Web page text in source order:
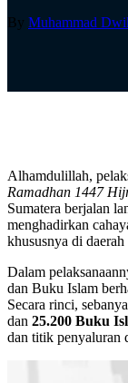
By Muhammad
Alhamdulillah,
Ramadhan 1447
Sumatera berjalan
menghadirkan
khususnya di
Dalam
dan Buku Islam
Secara rinci,
dan 25.200 Buku
dan titik penyaluran